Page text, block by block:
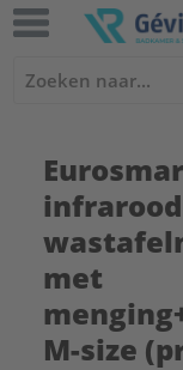
met
M-size